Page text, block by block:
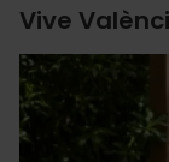
Vive